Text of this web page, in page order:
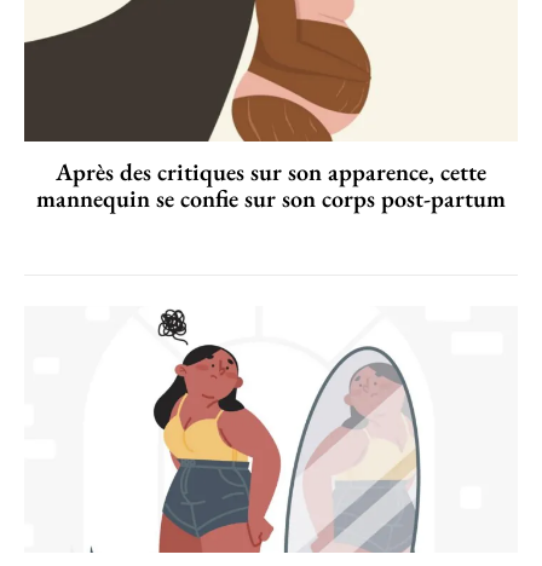
Après des critiques sur son apparence, cette
mannequin se confie sur son corps post-partum